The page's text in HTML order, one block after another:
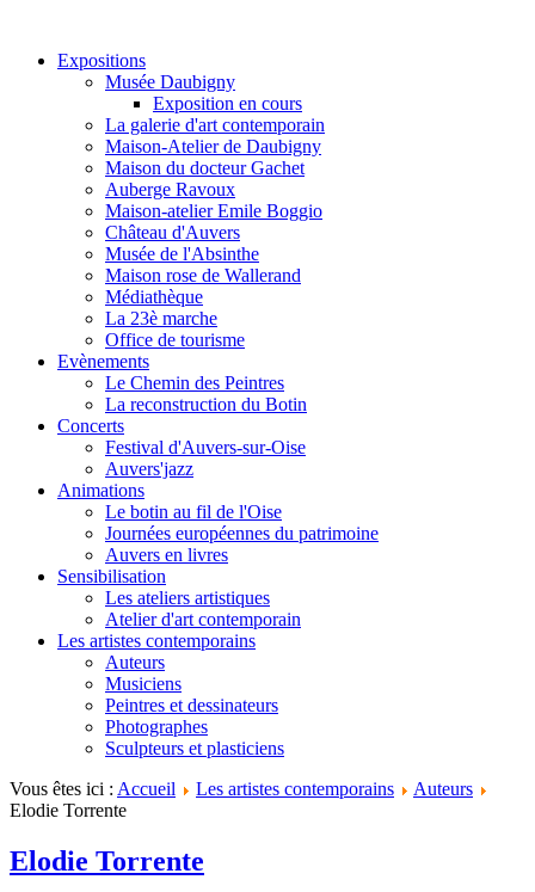
Expositions
Musée Daubigny
Exposition en cours
La galerie d'art contemporain
Maison-Atelier de Daubigny
Maison du docteur Gachet
Auberge Ravoux
Maison-atelier Emile Boggio
Château d'Auvers
Musée de l'Absinthe
Maison rose de Wallerand
Médiathèque
La 23è marche
Office de tourisme
Evènements
Le Chemin des Peintres
La reconstruction du Botin
Concerts
Festival d'Auvers-sur-Oise
Auvers'jazz
Animations
Le botin au fil de l'Oise
Journées européennes du patrimoine
Auvers en livres
Sensibilisation
Les ateliers artistiques
Atelier d'art contemporain
Les artistes contemporains
Auteurs
Musiciens
Peintres et dessinateurs
Photographes
Sculpteurs et plasticiens
Vous êtes ici : Accueil Les artistes contemporains
Auteurs
Elodie Torrente
Elodie Torrente